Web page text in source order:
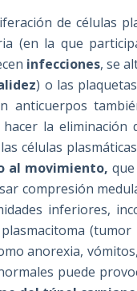
de células
(en la que
infecciones, se
) o las
anticuerpos
la eliminación
células
al movimiento,
compresión
inferiores,
(tumor
anorexia,
puede